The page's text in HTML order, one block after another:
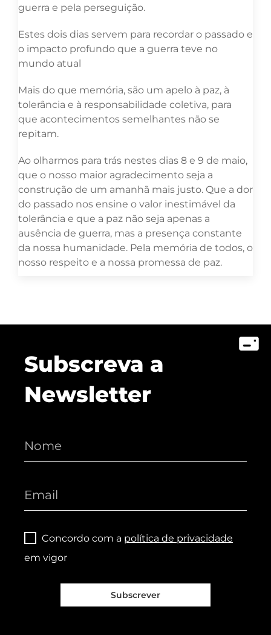
guerra e pela perseguição.
Estes dois dias servem para recordar o passado e
o impacto profundo que a guerra teve no
mundo atual
Mais do que memória, são um apelo à paz, à
tolerância e à responsabilidade coletiva, para
que acontecimentos semelhantes não se
repitam.
Ao olharmos para trás nestes dias 8 e 9 de maio,
que o nosso maior agradecimento seja a
construção de um amanhã mais justo. Que a dor
do passado nos ensine o valor inestimável da
tolerância e que a paz não seja apenas a
ausência de guerra, mas a presença constante
da nossa humanidade. Pela memória de todos, o
nosso respeito e a nossa promessa de paz.
Subscreva a
Newsletter
Concordo com a política de privacidade
em vigor
Subscrever